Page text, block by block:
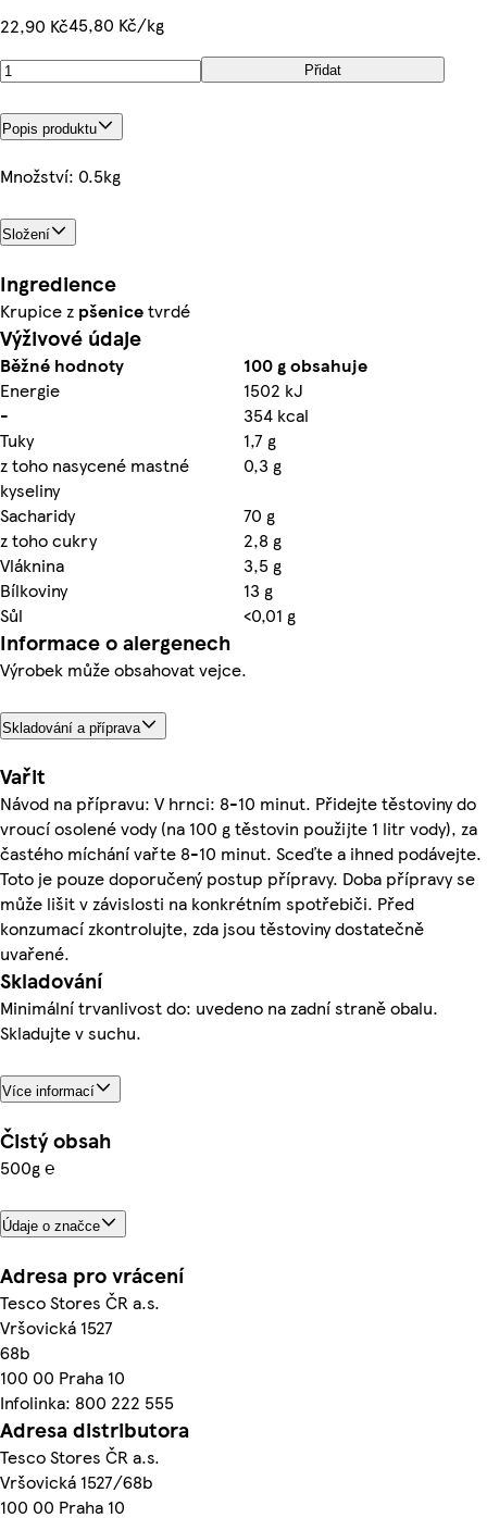
22,90 Kč45,80 Kč/kg
Přidat
Popis produktu
Množství: 0.5kg
Složení
Ingredience
Krupice z pšenicetvrdé
Výživové údaje
Běžné hodnoty
100 g obsahuje
Energie
1502 kJ
-
354 kcal
Tuky
1,7 g
z toho nasycené mastné
kyseliny
0,3 g
Sacharidy
70 g
z toho cukry
2,8 g
Vláknina
3,5 g
Bílkoviny
13 g
Sůl
<0,01 g
Informace o alergenech
Výrobek může obsahovat vejce.
Skladování a příprava
Vařit
Návod na přípravu: V hrnci: 8-10 minut. Přidejte těstoviny do
vroucí osolené vody (na 100 g těstovin použijte 1 litr vody), za
častého míchání vařte 8-10 minut. Sceďte a ihned podávejte.
Toto je pouze doporučený postup přípravy. Doba přípravy se
může lišit v závislosti na konkrétním spotřebiči. Před
konzumací zkontrolujte, zda jsou těstoviny dostatečně
uvařené.
Skladování
Minimální trvanlivost do: uvedeno na zadní straně obalu.
Skladujte v suchu.
Více informací
Čistý obsah
500g ℮
Údaje o značce
Adresa pro vrácení
Tesco Stores ČR a.s.
Vršovická 1527
68b
100 00 Praha 10
Infolinka: 800 222 555
Adresa distributora
Tesco Stores ČR a.s.
Vršovická 1527/68b
100 00 Praha 10